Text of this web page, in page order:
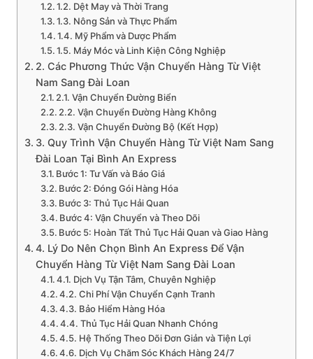
1.2. Dệt May và Thời Trang
1.3. Nông Sản và Thực Phẩm
1.4. Mỹ Phẩm và Dược Phẩm
1.5. Máy Móc và Linh Kiện Công Nghiệp
2. Các Phương Thức Vận Chuyển Hàng Từ Việt
Nam Sang Đài Loan
2.1. Vận Chuyển Đường Biển
2.2. Vận Chuyển Đường Hàng Không
2.3. Vận Chuyển Đường Bộ (Kết Hợp)
3. Quy Trình Vận Chuyển Hàng Từ Việt Nam Sang
Đài Loan Tại Bình An Express
Bước 1: Tư Vấn và Báo Giá
Bước 2: Đóng Gói Hàng Hóa
Bước 3: Thủ Tục Hải Quan
Bước 4: Vận Chuyển và Theo Dõi
Bước 5: Hoàn Tất Thủ Tục Hải Quan và Giao Hàng
4. Lý Do Nên Chọn Bình An Express Để Vận
Chuyển Hàng Từ Việt Nam Sang Đài Loan
4.1. Dịch Vụ Tận Tâm, Chuyên Nghiệp
4.2. Chi Phí Vận Chuyển Cạnh Tranh
4.3. Bảo Hiểm Hàng Hóa
4.4. Thủ Tục Hải Quan Nhanh Chóng
4.5. Hệ Thống Theo Dõi Đơn Giản và Tiện Lợi
4.6. Dịch Vụ Chăm Sóc Khách Hàng 24/7